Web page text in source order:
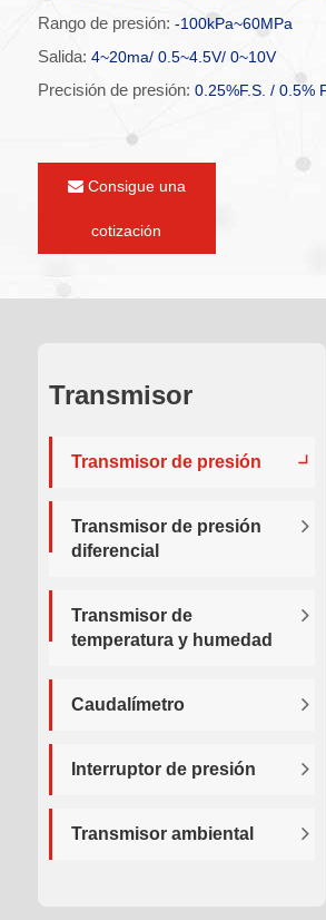
Rango de presión: -100kPa~60MPa
Salida: 4~20ma/ 0.5~4.5V/ 0~10V
Precisión de presión: 0.25%F.S. / 0.5%
Consigue una
cotización
Transmisor
Transmisor de presión
Transmisor de presión
diferencial
Transmisor de
temperatura y humedad
Caudalímetro
Interruptor de presión
Transmisor ambiental